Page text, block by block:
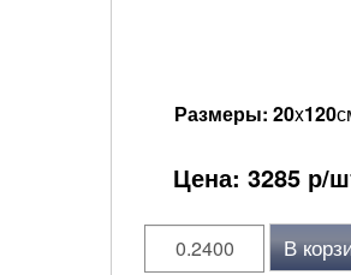
Размеры: 20x120
Цена: 3285р/
В